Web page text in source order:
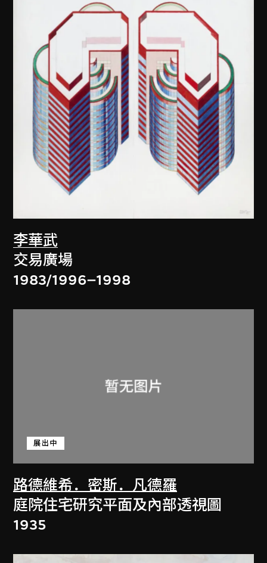
李華武
交易廣場
1983/1996–1998
路德維希．密斯．凡德羅
展出中
庭院住宅研究平面及內部透視圖
1935